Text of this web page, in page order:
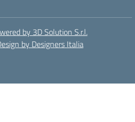
by 3D Solution S.r.l.
by Designers Italia